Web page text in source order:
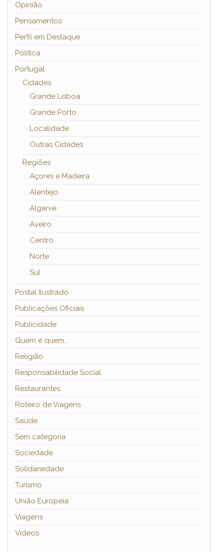
Opinião
Pensamentos
Perfil em Destaque
Política
Portugal
Cidades
Grande Lisboa
Grande Porto
Localidade
Outras Cidades
Regiões
Açores e Madeira
Alentejo
Algarve
Aveiro
Centro
Norte
Sul
Postal Ilustrado
Publicações Oficiais
Publicidade
Quem é quem…
Religião
Responsabilidade Social
Restaurantes
Roteiro de Viagens
Saúde
Sem categoria
Sociedade
Solidariedade
Turismo
União Europeia
Viagens
Vídeos